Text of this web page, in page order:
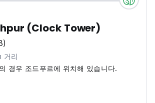
(Clock Tower)
거리
경우 조드푸르에 위치해 있습니다.